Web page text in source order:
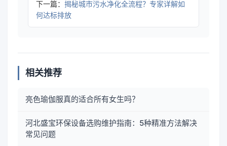
下一篇： 揭秘城市污水净化全流程？专家详解如
何达标排放
相关推荐
亮色瑜伽服真的适合所有女生吗？
河北盛宝环保设备选购维护指南：5种精准方法解决
常见问题